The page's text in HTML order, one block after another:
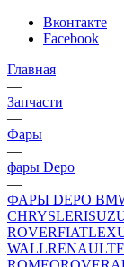
Вконтакте
Facebook
Главная
—
Запчасти
—
Фары
—
фары Depo
—
ФАРЫ DEPO
CHRYSLER
ROVERFIAT
WALLRENAULT